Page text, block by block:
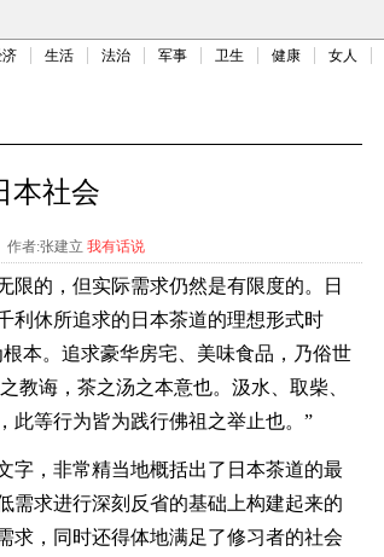
生活 法治 军事 卫生 健康 女人
本社会
作者:张建立 我有话说
限的，但实际需求仍然是有限度的。日
利休所追求的日本茶道的理想形式时
本。追求豪华房宅、美味食品，乃俗世
教诲，茶之汤之本意也。 汲水、取柴、
此等行为皆为践行佛祖之举止也。”
字，非常精当地概括出了日本茶道的最
需求进行深刻反省的基础上构建起来的
求，同时还得体地满足了修习者的社会